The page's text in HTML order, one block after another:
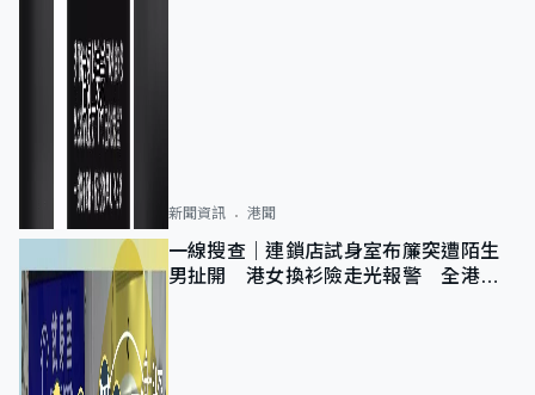
新聞資訊 港聞
一線搜查｜連鎖店試身室布簾突遭陌生
男扯開 港女換衫險走光報警 全港分